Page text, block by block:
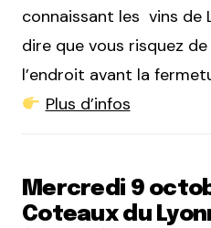
connaissant les vins de
dire que vous risquez
l’endroit avant la
Plus d’infos
Mercredi 9
Coteaux du